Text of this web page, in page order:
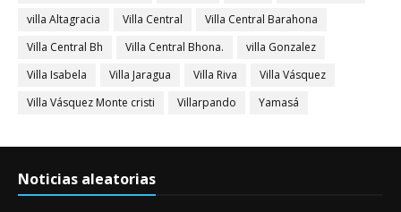
villa Altagracia
Villa Central
Villa Central Barahona
Villa Central Bh
Villa Central Bhona.
villa Gonzalez
Villa Isabela
Villa Jaragua Villa Riva
Villa Vásquez
Villa Vásquez Monte cristi
Villarpando Yamasá
Noticias aleatorias